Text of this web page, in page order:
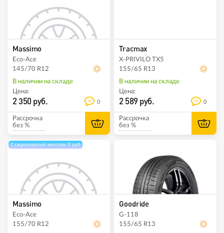
Massimo
Eco-Ace
145/70 R12
В наличии на складе
Цена:
2 350 руб. 0
Рассрочка
без %
Tracmax
X-PRIVILO TX5
155/65 R13
В наличии на складе
Цена:
2 589 руб. 0
Рассрочка
без %
Стационарный монтаж 0 руб
Massimo
Eco-Ace
155/70 R12
Goodride
G-118
155/65 R13